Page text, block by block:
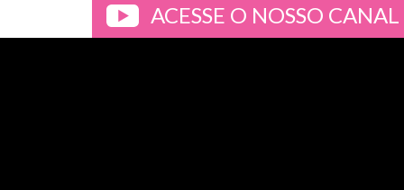
ACESSE O NOSSO CANAL